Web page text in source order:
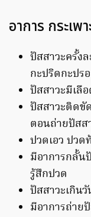
อาการ กระเพ
ปัสสาวะครั้ง
กะปริดกะปร
ปัสสาวะมีเลื
ปัสสาวะติดขั
ตอนถ่ายปัสส
ปวดเอว ปวด
มีอาการกลั้น
รู้สึกปวด
ปัสสาวะเกิน
มีอาการถ่าย